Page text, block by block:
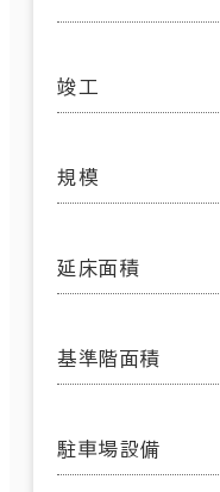
竣工
規模
延床面積
基準階面積
駐車場設備